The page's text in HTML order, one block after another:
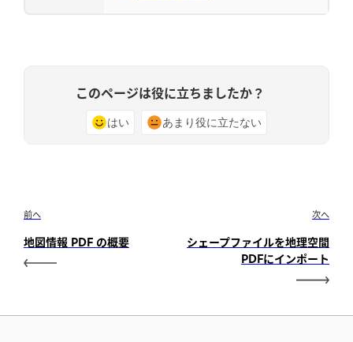
このページは役に立ちましたか？
はい あまり役に立たない
前へ
地図情報 PDF の概要
次へ
シェープファイルを地理空間
PDFにインポート